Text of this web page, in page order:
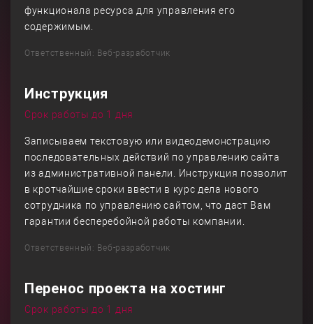
функционала ресурса для управления его
содержимым.
Ответственный: Веб-разработчик
Инструкция
Срок работы до 1 дня
Записываем текстовую или видеодемонстрацию
последовательных действий по управлению сайта
из административной панели. Инструкция позволит
в кротчайшие сроки ввести в курс дела нового
сотрудника по управлению сайтом, что даст Вам
гарантии бесперебойной работы компании.
Ответственный: Веб-разработчик
Перенос проекта на хостинг
Срок работы до 1 дня